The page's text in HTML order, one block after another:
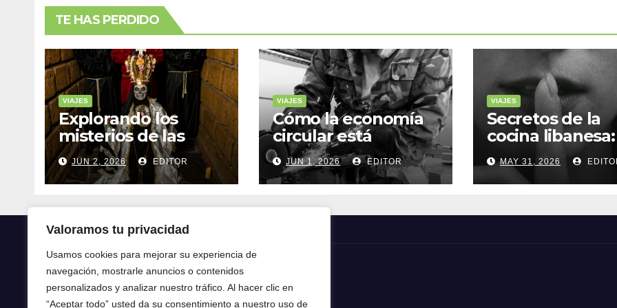
Valoramos tu privacidad
Usamos cookies para mejorar su experiencia de
navegación, mostrarle anuncios o contenidos
personalizados y analizar nuestro tráfico. Al hacer clic en
“Aceptar todo” usted da su consentimiento a nuestro uso de
TE HAS PERDIDO
VIAJES
Explorando los
misterios de las
ruinas mayas en la
selva de Yucatán
JUN 2, 2026 EDITOR
VIAJES
Cómo la economía
circular está
transformando la
moda sostenible
JUN 1, 2026 EDITOR
VIAJES
Secretos de la
cocina libanesa:
sabores que
cuentan
MAY 31, 2026
Crónica24